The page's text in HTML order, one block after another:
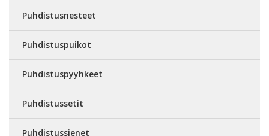
Puhdistusnesteet
Puhdistuspuikot
Puhdistuspyyhkeet
Puhdistussetit
Puhdistussienet